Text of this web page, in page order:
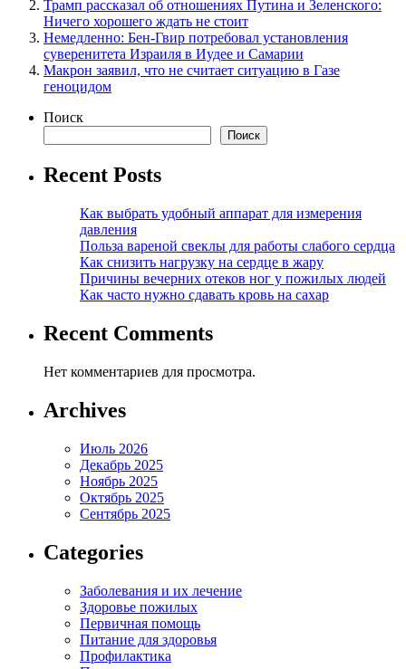
Трамп рассказал об отношениях Путина и Зеленского:
Ничего хорошего ждать не стоит
Немедленно: Бен-Гвир потребовал установления
суверенитета Израиля в Иудее и Самарии
Макрон заявил, что не считает ситуацию в Газе
геноцидом
Поиск
Поиск
Recent Posts
Как выбрать удобный аппарат для измерения
давления
Польза вареной свеклы для работы слабого сердца
Как снизить нагрузку на сердце в жару
Причины вечерних отеков ног у пожилых людей
Как часто нужно сдавать кровь на сахар
Recent Comments
Нет комментариев для просмотра.
Archives
Июль 2026
Декабрь 2025
Ноябрь 2025
Октябрь 2025
Сентябрь 2025
Categories
Заболевания и их лечение
Здоровье пожилых
Первичная помощь
Питание для здоровья
Профилактика